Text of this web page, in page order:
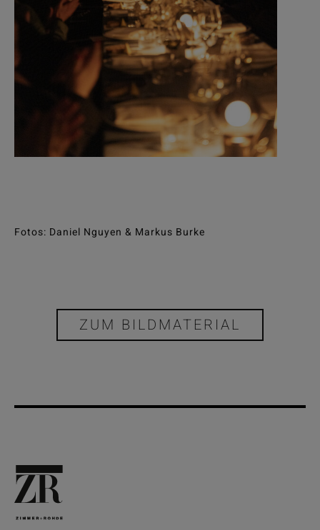
Fotos: Daniel Nguyen & Markus Burke
ZUM BILDMATERIAL